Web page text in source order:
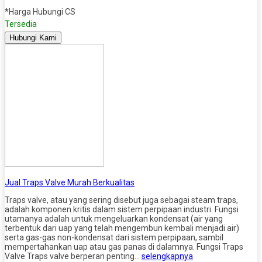
*Harga Hubungi CS
Tersedia
Hubungi Kami
Jual Traps Valve Murah Berkualitas
Traps valve, atau yang sering disebut juga sebagai steam traps,
adalah komponen kritis dalam sistem perpipaan industri. Fungsi
utamanya adalah untuk mengeluarkan kondensat (air yang
terbentuk dari uap yang telah mengembun kembali menjadi air)
serta gas-gas non-kondensat dari sistem perpipaan, sambil
mempertahankan uap atau gas panas di dalamnya. Fungsi Traps
Valve Traps valve berperan penting… selengkapnya